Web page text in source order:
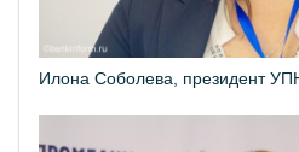
Илона Соболева, президент